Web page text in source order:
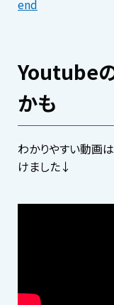
end
Youtube
かも
わかりやすい動画
けました↓